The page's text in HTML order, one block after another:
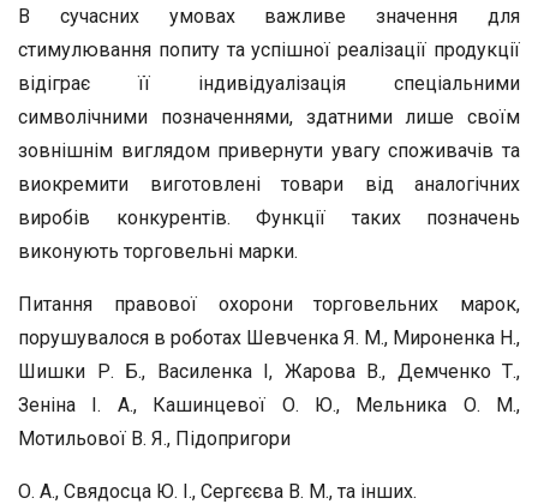
В сучасних умовах важливе значення для
стимулювання попиту та успішної реалізації продукції
відіграє її індивідуалізація спеціальними
символічними позначеннями, здатними лише своїм
зовнішнім виглядом привернути увагу споживачів та
виокремити виготовлені товари від аналогічних
виробів конкурентів. Функції таких позначень
виконують торговельні марки.
Питання правової охорони торговельних марок,
порушувалося в роботах Шевченка Я. М., Мироненка Н.,
Шишки Р. Б., Василенка І, Жарова В., Демченко Т.,
Зеніна І. А., Кашинцевої О. Ю., Мельника О. М.,
Мотильової В. Я., Підопригори
О. А., Свядосца Ю. І., Сергєєва В. М., та інших.